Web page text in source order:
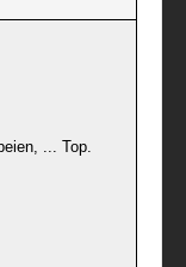
... Top.